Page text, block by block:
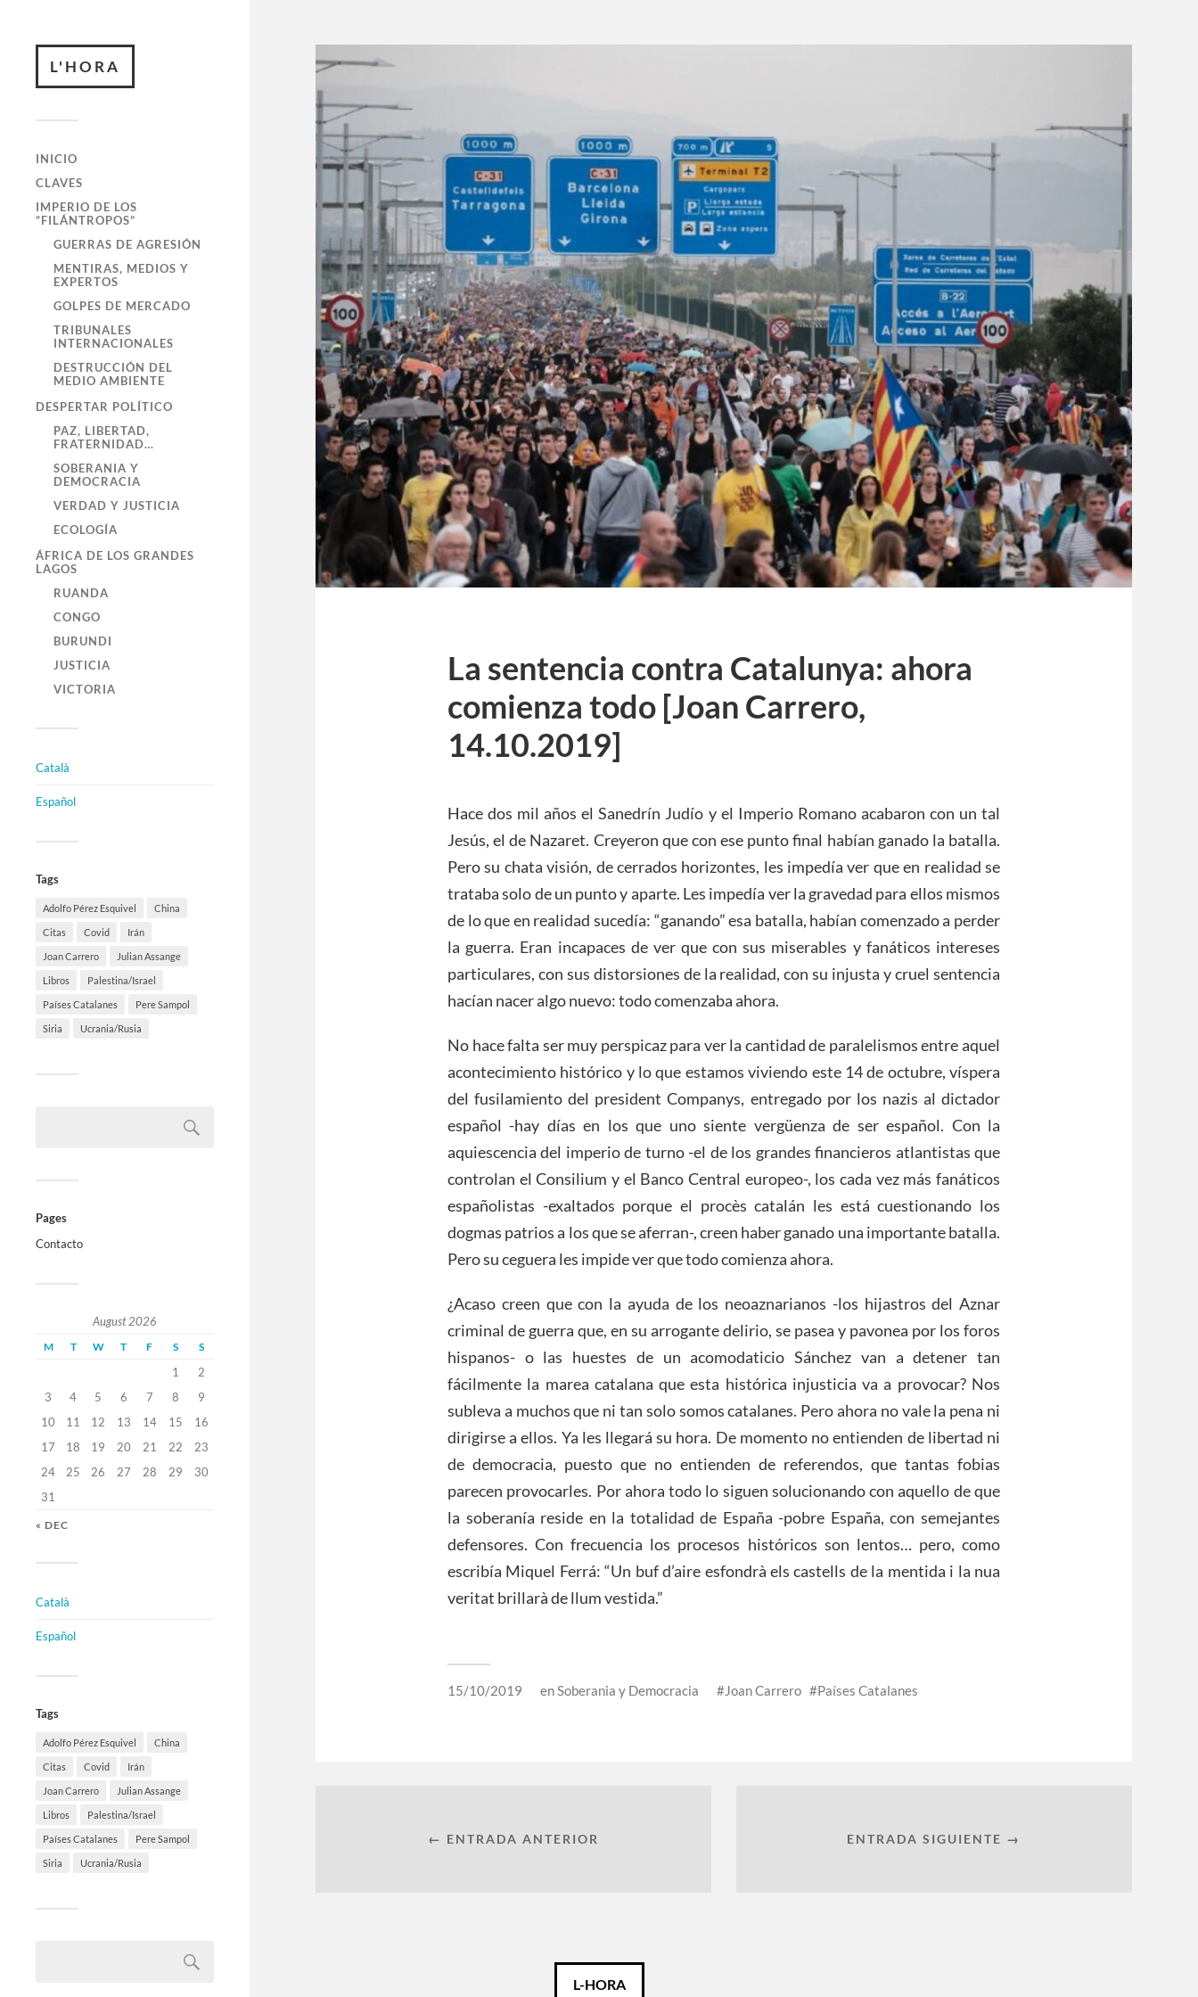
L'HORA
INICIO
CLAVES
IMPERIO DE LOS
“FILÁNTROPOS”
GUERRAS DE AGRESIÓN
MENTIRAS, MEDIOS Y
EXPERTOS
GOLPES DE MERCADO
TRIBUNALES
INTERNACIONALES
DESTRUCCIÓN DEL
MEDIO AMBIENTE
DESPERTAR POLÍTICO
PAZ, LIBERTAD,
FRATERNIDAD…
SOBERANIA Y
DEMOCRACIA
VERDAD Y JUSTICIA
ECOLOGÍA
ÁFRICA DE LOS GRANDES
LAGOS
RUANDA
CONGO
BURUNDI
JUSTICIA
VICTORIA
Català
Español
Tags
Adolfo Pérez Esquivel China
Citas Covid Irán
Joan Carrero Julian Assange
Libros Palestina/Israel
Países Catalanes Pere Sampol
Siria Ucrania/Rusia
Pages
Contacto
August 2026
M T W T F S S
1
2
3
4 5 6 7 8
9
10
11 12 13 14 15
16
17
18 19 20 21 22
23
24
25 26 27 28 29
30
31
« DEC
Català
Español
Tags
Adolfo Pérez Esquivel China
Citas Covid Irán
Joan Carrero Julian Assange
Libros Palestina/Israel
Países Catalanes Pere Sampol
Siria Ucrania/Rusia
La sentencia contra Catalunya: ahora
comienza todo [Joan Carrero,
14.10.2019]
Hace dos mil años el Sanedrín Judío y el Imperio Romano acabaron con un tal
Jesús, el de Nazaret. Creyeron que con ese punto final habían ganado la batalla.
Pero su chata visión, de cerrados horizontes, les impedía ver que en realidad se
trataba solo de un punto y aparte. Les impedía ver la gravedad para ellos mismos
de lo que en realidad sucedía: “ganando” esa batalla, habían comenzado a perder
la guerra. Eran incapaces de ver que con sus miserables y fanáticos intereses
particulares, con sus distorsiones de la realidad, con su injusta y cruel sentencia
hacían nacer algo nuevo: todo comenzaba ahora.
No hace falta ser muy perspicaz para ver la cantidad de paralelismos entre aquel
acontecimiento histórico y lo que estamos viviendo este 14 de octubre, víspera
del fusilamiento del president Companys, entregado por los nazis al dictador
español -hay días en los que uno siente vergüenza de ser español. Con la
aquiescencia del imperio de turno -el de los grandes financieros atlantistas que
controlan el Consilium y el Banco Central europeo-, los cada vez más fanáticos
españolistas -exaltados porque el procès catalán les está cuestionando los
dogmas patrios a los que se aferran-, creen haber ganado una importante batalla.
Pero su ceguera les impide ver que todo comienza ahora.
¿Acaso creen que con la ayuda de los neoaznarianos -los hijastros del Aznar
criminal de guerra que, en su arrogante delirio, se pasea y pavonea por los foros
hispanos- o las huestes de un acomodaticio Sánchez van a detener tan
fácilmente la marea catalana que esta histórica injusticia va a provocar? Nos
subleva a muchos que ni tan solo somos catalanes. Pero ahora no vale la pena ni
dirigirse a ellos. Ya les llegará su hora. De momento no entienden de libertad ni
de democracia, puesto que no entienden de referendos, que tantas fobias
parecen provocarles. Por ahora todo lo siguen solucionando con aquello de que
la soberanía reside en la totalidad de España -pobre España, con semejantes
defensores. Con frecuencia los procesos históricos son lentos… pero, como
escribía Miquel Ferrá: “Un buf d’aire esfondrà els castells de la mentida i la nua
veritat brillarà de llum vestida.”
15/10/2019 enSoberania y Democracia Joan Carrero Países Catalanes
← ENTRADA ANTERIOR ENTRADA SIGUIENTE →
L-HORA